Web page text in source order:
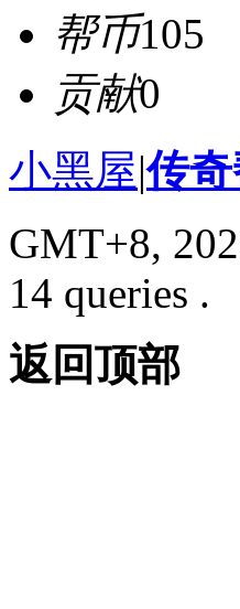
帮币105
贡献0
小黑屋|传
GMT+8,
14 queries .
返回顶部